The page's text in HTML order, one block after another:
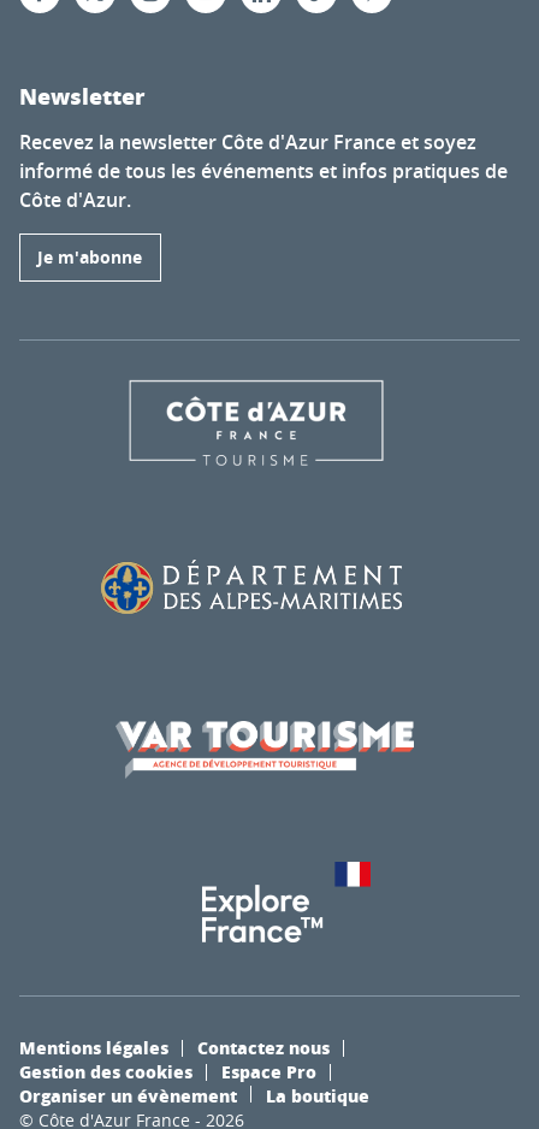
Newsletter
Recevez la newsletter Côte d'Azur France et soyez
informé de tous les événements et infos pratiques de
Côte d'Azur.
Je m'abonne
© Côte d'Azur France - 2026
Mentions légales
Contactez nous
Gestion des cookies
Espace Pro
Organiser un évènement
La boutique